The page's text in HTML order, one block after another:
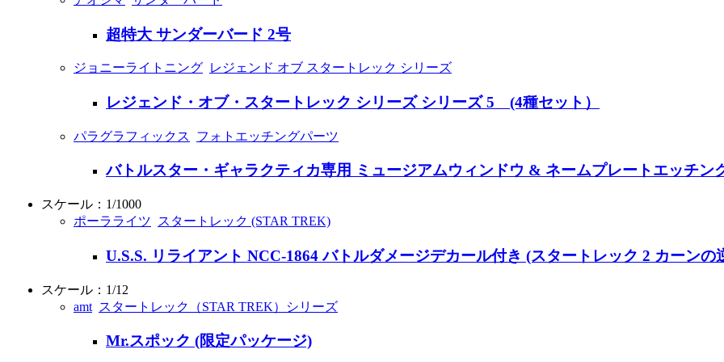
超特大 サンダーバード 2号
ジョニーライトニング レジェンド オブ スタートレック シリーズ
レジェンド・オブ・スタートレック シリーズ シリーズ 5 (4種セット）
パラグラフィックス フォトエッチングパーツ
バトルスター・ギャラクティカ専用 ミュージアムウィンドウ & ネームプレートエッチン
スケール：1/1000
ポーラライツ
スタートレック (STAR TREK)
U.S.S. リライアント NCC-1864 バトルダメージデカール付き (スタートレック 2 カーンの
スケール：1/12
amt スタートレック（STAR TREK）シリーズ
Mr.スポック (限定パッケージ)